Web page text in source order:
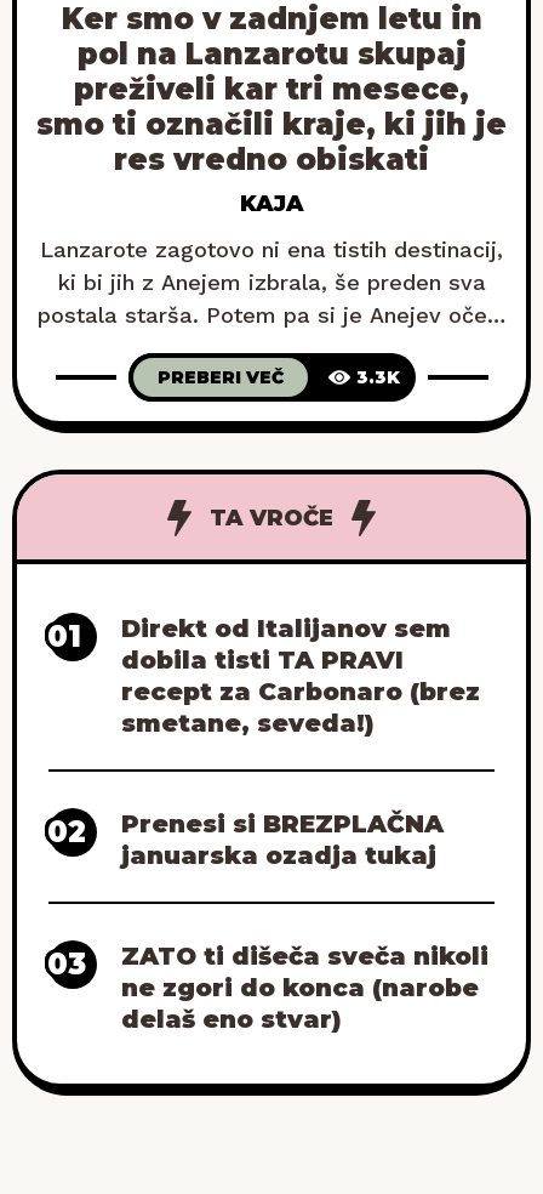
Ker smo v zadnjem letu in
pol na Lanzarotu skupaj
preživeli kar tri mesece,
smo ti označili kraje, ki jih je
res vredno obiskati
KAJA
Lanzarote zagotovo ni ena tistih destinacij,
ki bi jih z Anejem izbrala, še preden sva
postala starša. Potem pa si je Anejev oče v
kraju Playa Blanca omislil čudovito hišico in
ko je imel Van komaj tri mesece, sva
presenečena! Drugič smo
PREBERI VEČ 3.3K
TA VROČE
01
Direkt od Italijanov sem
dobila tisti TA PRAVI
recept za Carbonaro (brez
smetane, seveda!)
02
Prenesi si BREZPLAČNA
januarska ozadja tukaj
03
ZATO ti dišeča sveča nikoli
ne zgori do konca (narobe
delaš eno stvar)